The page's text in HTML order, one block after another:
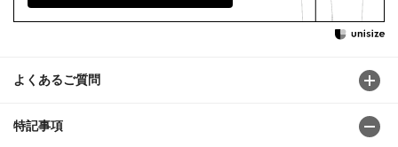
よくあるご質問
特記事項